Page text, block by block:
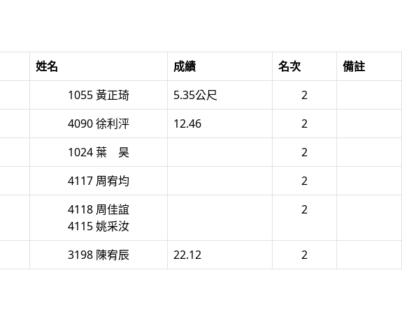
姓名 成績 名次
備註
1055 黃正琦 5.35公尺
2
4090 徐利泙 12.46
2
1024 葉 昊
2
4117 周宥均
2
4118 周佳誼
4115 姚采汝
2
3198 陳宥辰 22.12 2